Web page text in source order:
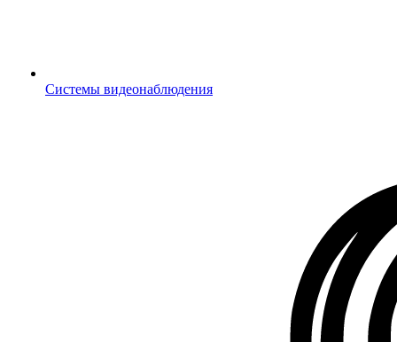
Системы видеонаблюдения